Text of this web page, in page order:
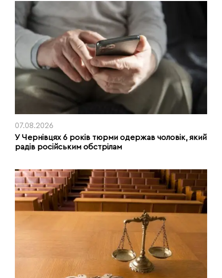
07.08.2026
У Чернівцях 6 років тюрми одержав чоловік, який
радів російським обстрілам